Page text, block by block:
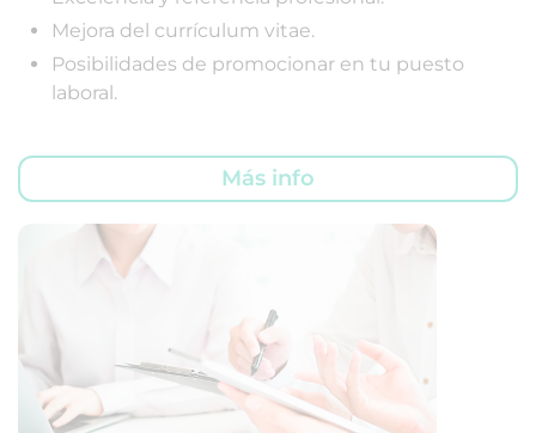
Mejora del currículum vitae.
Posibilidades de promocionar en tu puesto
laboral.
Más info